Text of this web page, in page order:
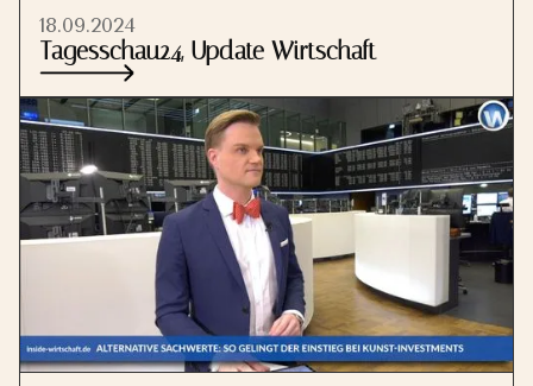
18.09.2024
Tagesschau24, Update Wirtschaft